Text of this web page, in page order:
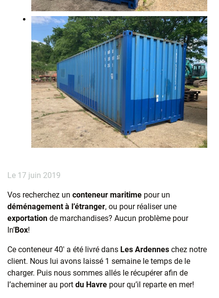
Le 17 juin 2019
Vos recherchez un conteneur maritime pour un
déménagement à l’étranger, ou pour réaliser une
exportation de marchandises? Aucun problème pour
In’Box!
Ce conteneur 40′ a été livré dans Les Ardennes chez notre
client. Nous lui avons laissé 1 semaine le temps de le
charger. Puis nous sommes allés le récupérer afin de
l’acheminer au port du Havre pour qu’il reparte en mer!